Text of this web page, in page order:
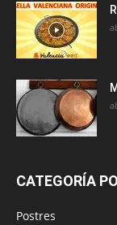
CATEGORÍA
Postres